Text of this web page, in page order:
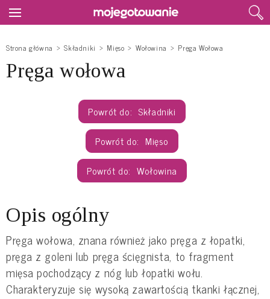
Strona główna Składniki Mięso Wołowina Pręga Wołowa
Pręga wołowa
Składniki
Mięso
Wołowina
Opis ogólny
Pręga wołowa, znana również jako pręga z łopatki,
pręga z goleni lub pręga ścięgnista, to fragment
mięsa pochodzący z nóg lub łopatki wołu.
Charakteryzuje się wysoką zawartością tkanki łącznej,